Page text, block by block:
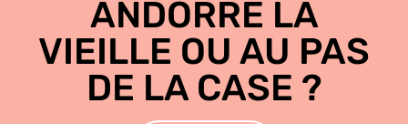
ANDORRE LA
VIEILLE OU AU PAS
DE LA CASE ?